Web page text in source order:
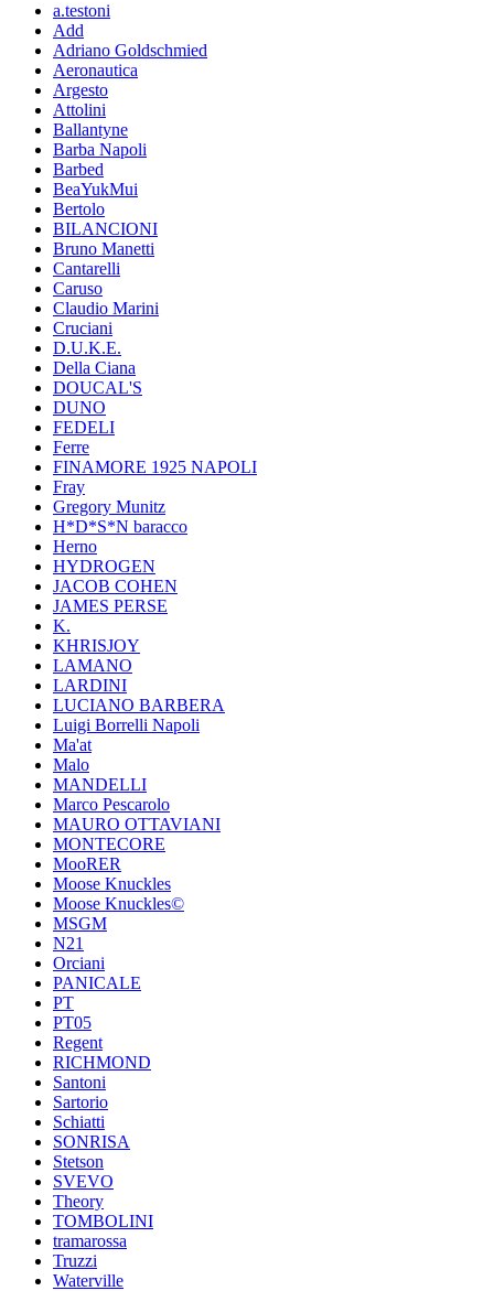
a.testoni
Add
Adriano Goldschmied
Aeronautica
Argesto
Attolini
Ballantyne
Barba Napoli
Barbed
BeaYukMui
Bertolo
BILANCIONI
Bruno Manetti
Cantarelli
Caruso
Claudio Marini
Cruciani
D.U.K.E.
Della Ciana
DOUCAL'S
DUNO
FEDELI
Ferre
FINAMORE 1925 NAPOLI
Fray
Gregory Munitz
H*D*S*N baracco
Herno
HYDROGEN
JACOB COHEN
JAMES PERSE
K.
KHRISJOY
LAMANO
LARDINI
LUCIANO BARBERA
Luigi Borrelli Napoli
Ma'at
Malo
MANDELLI
Marco Pescarolo
MAURO OTTAVIANI
MONTECORE
MooRER
Moose Knuckles
Moose Knuckles©️
MSGM
N21
Orciani
PANICALE
PT
PT05
Regent
RICHMOND
Santoni
Sartorio
Schiatti
SONRISA
Stetson
SVEVO
Theory
TOMBOLINI
tramarossa
Truzzi
Waterville